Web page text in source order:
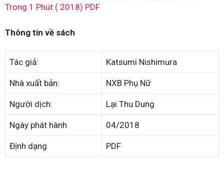
Trong 1 Phút ( 2018) PDF
Thông tin về sách
Tác giả: Katsumi Nishimura
Nhà xuất bản: NXB Phụ Nữ
Người dịch: Lại Thu Dung
Ngày phát hành 04/2018
Định dạng PDF